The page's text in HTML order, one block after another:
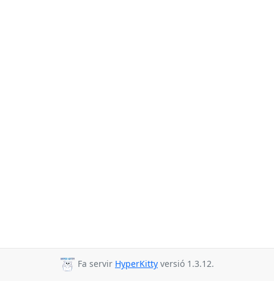
Fa servir HyperKitty versió 1.3.12.